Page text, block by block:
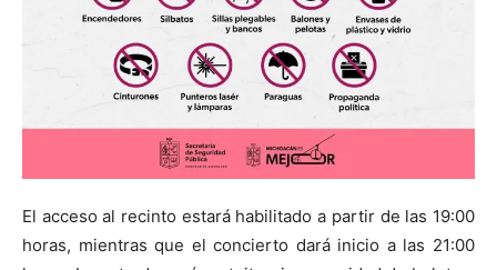
El acceso al recinto estará habilitado a partir de las 19:00
horas, mientras que el concierto dará inicio a las 21:00